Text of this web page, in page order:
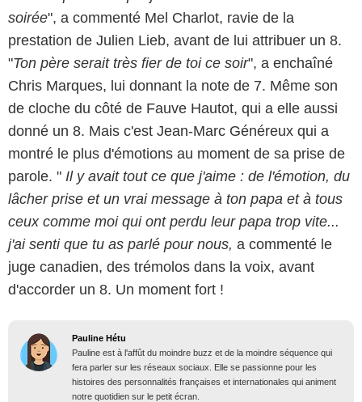
soirée", a commenté Mel Charlot, ravie de la
prestation de Julien Lieb, avant de lui attribuer un 8.
"Ton père serait très fier de toi ce soir", a enchaîné
Chris Marques, lui donnant la note de 7. Même son
de cloche du côté de Fauve Hautot, qui a elle aussi
donné un 8. Mais c'est Jean-Marc Généreux qui a
montré le plus d'émotions au moment de sa prise de
parole. " Il y avait tout ce que j'aime : de l'émotion, du
lâcher prise et un vrai message à ton papa et à tous
ceux comme moi qui ont perdu leur papa trop vite...
j'ai senti que tu as parlé pour nous, a commenté le
juge canadien, des trémolos dans la voix, avant
d'accorder un 8. Un moment fort !
Pauline Hétu
Pauline est à l'affût du moindre buzz et de la moindre séquence qui
fera parler sur les réseaux sociaux. Elle se passionne pour les
histoires des personnalités françaises et internationales qui animent
notre quotidien sur le petit écran.